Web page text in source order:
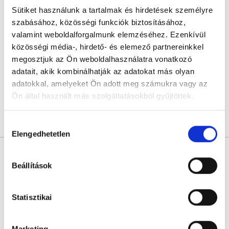
Sütiket használunk a tartalmak és hirdetések személyre
szabásához, közösségi funkciók biztosításához,
valamint weboldalforgalmunk elemzéséhez. Ezenkívül
közösségi média-, hirdető- és elemező partnereinkkel
megosztjuk az Ön weboldalhasználatra vonatkozó
adatait, akik kombinálhatják az adatokat más olyan
adatokkal, amelyeket Ön adott meg számukra vagy az
Ön által használt más szolgáltatásokból gyűjtöttek.
szabályzat:https://foglaljorvost.hu/info/foglaljorvost-
kiválasztása
Elengedhetetlen
Beállítások
Statisztikai
Dr. Magyar Attila
Nőgyógyász
4.9
472 értékelés
Dr. Magyar Attila - Online konzultáció
Online konzultáció
Sajnáljuk, jelenleg nincs szabad időpont!